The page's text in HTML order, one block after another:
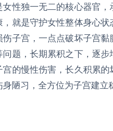
女性独一无二的核心器官
，就是守护女性整体身心
伤子宫，一点点破坏子宫
问题，长期累积之下，逐
宫的慢性伤害，长久积累
身陋习，全方位为子宫建立